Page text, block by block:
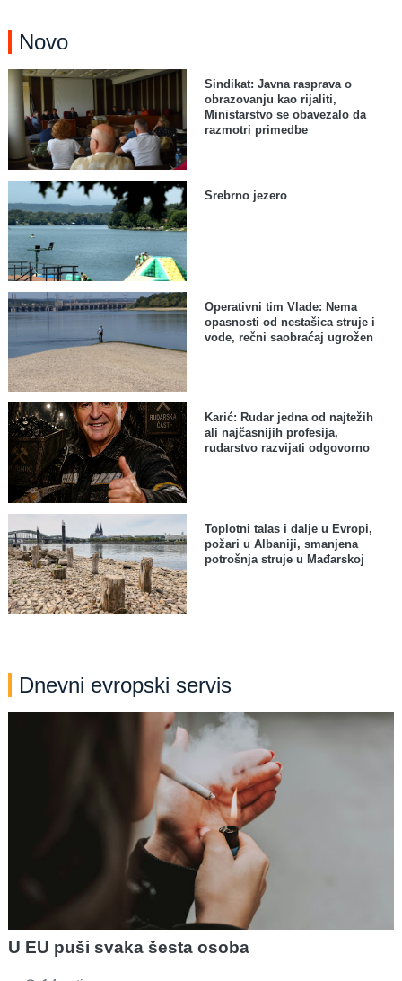
Novo
Sindikat: Javna rasprava o
obrazovanju kao rijaliti,
Ministarstvo se obavezalo da
razmotri primedbe
Srebrno jezero
Operativni tim Vlade: Nema
opasnosti od nestašica struje i
vode, rečni saobraćaj ugrožen
Karić: Rudar jedna od najtežih
ali najčasnijih profesija,
rudarstvo razvijati odgovorno
Toplotni talas i dalje u Evropi,
požari u Albaniji, smanjena
potrošnja struje u Mađarskoj
Dnevni evropski servis
U EU puši svaka šesta osoba